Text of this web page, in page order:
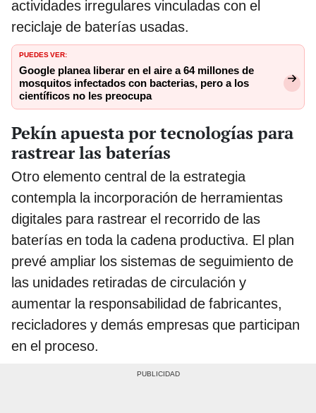
actividades irregulares vinculadas con el
reciclaje de baterías usadas.
PUEDES VER:
Google planea liberar en el aire a 64 millones de
mosquitos infectados con bacterias, pero a los
científicos no les preocupa
Pekín apuesta por tecnologías para
rastrear las baterías
Otro elemento central de la estrategia
contempla la incorporación de herramientas
digitales para rastrear el recorrido de las
baterías en toda la cadena productiva. El plan
prevé ampliar los sistemas de seguimiento de
las unidades retiradas de circulación y
aumentar la responsabilidad de fabricantes,
recicladores y demás empresas que participan
en el proceso.